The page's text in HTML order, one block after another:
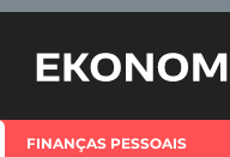
FINANÇAS PESSOAIS